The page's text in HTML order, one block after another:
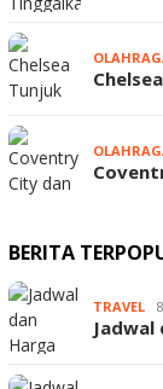
BERITA
TRAVEL